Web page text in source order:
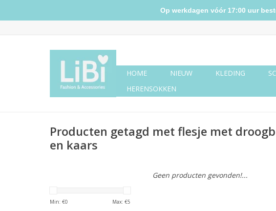
HOME NIEUW KLEDING
HERENSOKKEN
Producten getagd met flesje met
en kaars
Min: €0 Max: €5
Geen producten gevonden!...
Op werkdagen vóór 17:00 uur